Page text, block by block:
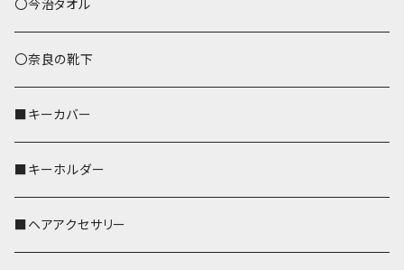
あずまバッグ
トートバッグ（L）
バッグインバッグ
シマエナガ
ハシビロコウ
オカメインコ
歌うオカメちゃん
おかめ３兄弟
セキセイインコ
文鳥
〇今治タオル
〇奈良の靴下
■キーカバー
■キーホルダー
■ヘアアクセサリー